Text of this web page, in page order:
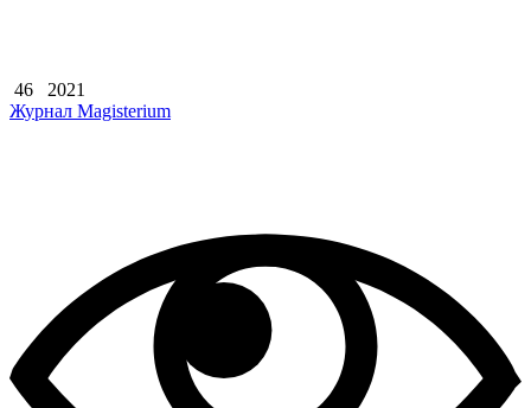
46
2021
Журнал Magisterium